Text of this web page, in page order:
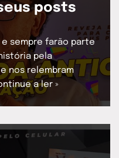
posts
e sempre farão parte
pela
nos relembram
a ler »